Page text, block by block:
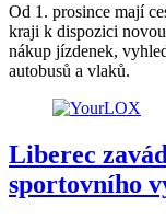
Od 1. prosince mají
kraji k dispozici
nákup jízdenek,
autobusů a vlaků.
Liberec
sportovního